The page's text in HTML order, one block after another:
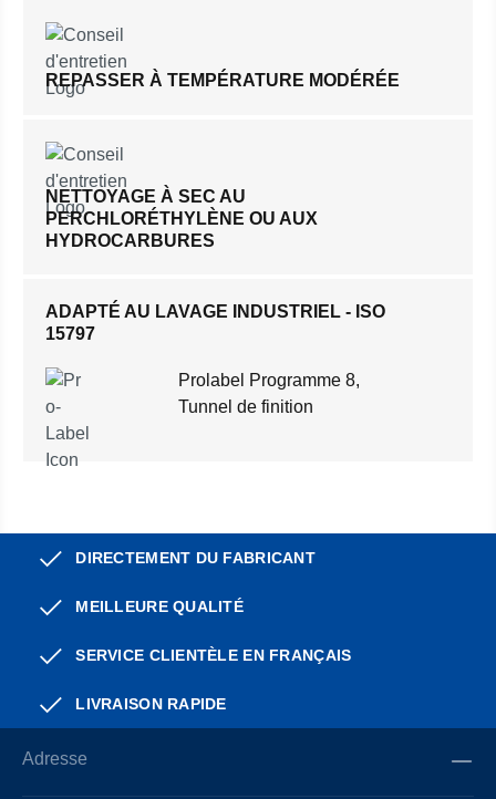
REPASSER À TEMPÉRATURE MODÉRÉE
NETTOYAGE À SEC AU
PERCHLORÉTHYLÈNE OU AUX
HYDROCARBURES
ADAPTÉ AU LAVAGE INDUSTRIEL - ISO
15797
Prolabel Programme 8,
Tunnel de finition
DIRECTEMENT DU FABRICANT
MEILLEURE QUALITÉ
SERVICE CLIENTÈLE EN FRANÇAIS
LIVRAISON RAPIDE
Adresse